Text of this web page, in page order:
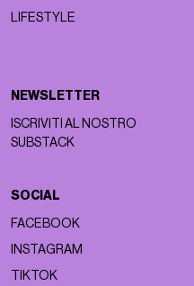
LIFESTYLE
NEWSLETTER
ISCRIVITI AL NOSTRO
SUBSTACK
SOCIAL
FACEBOOK
INSTAGRAM
TIKTOK